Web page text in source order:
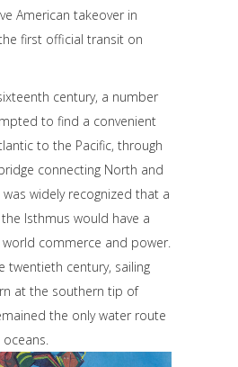
American takeover in
first official transit on
century, a number
to find a convenient
to the Pacific, through
connecting North and
widely recognized that a
Isthmus would have a
commerce and power.
twentieth century, sailing
at the southern tip of
the only water route